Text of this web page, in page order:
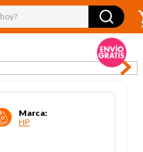
hoy?
Marca:
HP